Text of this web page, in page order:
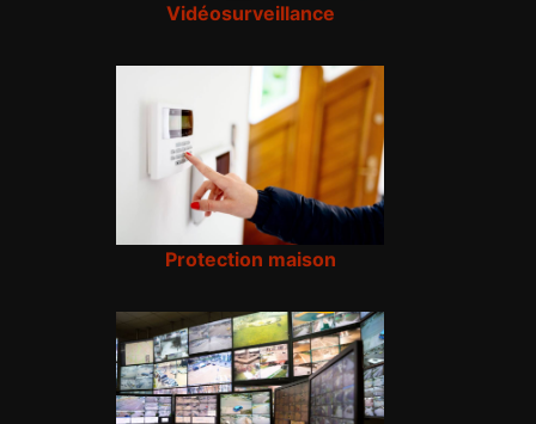
Vidéosurveillance
Protection maison